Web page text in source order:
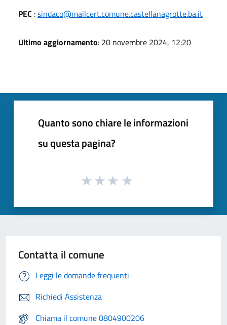
PEC :sindaco@mailcert.comune.castellanagrotte.ba.it
Ultimo aggiornamento: 20 novembre 2024, 12:20
Quanto sono chiare le informazioni
su questa pagina?
Contatta il comune
Leggi le domande frequenti
Richiedi Assistenza
Chiama il comune 0804900206